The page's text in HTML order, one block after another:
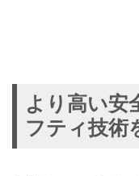
より高い安
フティ技術